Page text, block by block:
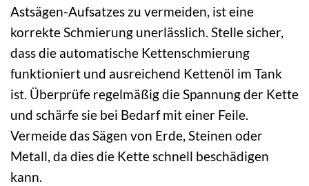
Astsägen-Aufsatzes zu vermeiden, ist eine
korrekte Schmierung unerlässlich. Stelle sicher,
dass die automatische Kettenschmierung
funktioniert und ausreichend Kettenöl im Tank
ist. Überprüfe regelmäßig die Spannung der Kette
und schärfe sie bei Bedarf mit einer Feile.
Vermeide das Sägen von Erde, Steinen oder
Metall, da dies die Kette schnell beschädigen
kann.